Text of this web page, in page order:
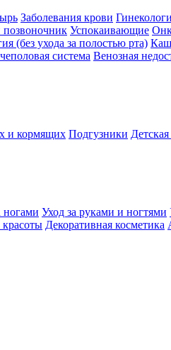
Заболевания крови
Успокаивающие
(без ухода за полостью рта)
система Венозная
и кормящих Подгузники
ногами Уход за руками и ногтями
Декоративная косметика